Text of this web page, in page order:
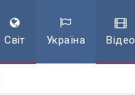
Світ Україна Відео